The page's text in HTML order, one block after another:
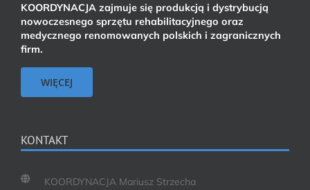
KOORDYNACJA zajmuje się produkcją i dystrybucją
nowoczesnego sprzętu rehabilitacyjnego oraz
medycznego renomowanych polskich i zagranicznych
firm.
WIĘCEJ
KONTAKT
KOORDYNACJA Mariusz Strzecha